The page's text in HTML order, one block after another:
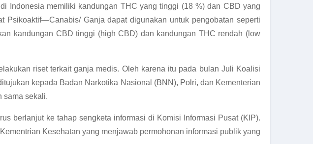
Indonesia memiliki kandungan THC yang tinggi (18 %) dan CBD yang
Psikoaktif—Canabis/ Ganja dapat digunakan untuk pengobatan seperti
kandungan CBD tinggi (high CBD) dan kandungan THC rendah (low
riset terkait ganja medis. Oleh karena itu pada bulan Juli Koalisi
kepada Badan Narkotika Nasional (BNN), Polri, dan Kementerian
sama sekali.
berlanjut ke tahap sengketa informasi di Komisi Informasi Pusat (KIP).
Kesehatan yang menjawab permohonan informasi publik yang